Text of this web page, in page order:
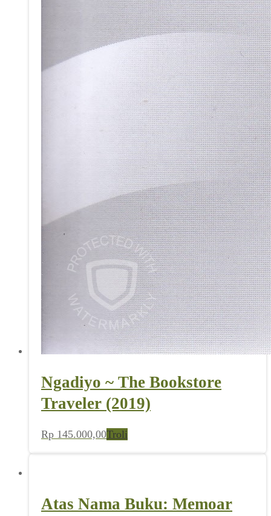
Ngadiyo ~ The Bookstore
Traveler (2019)
Rp 145.000,00Troli
Atas Nama Buku: Memoar